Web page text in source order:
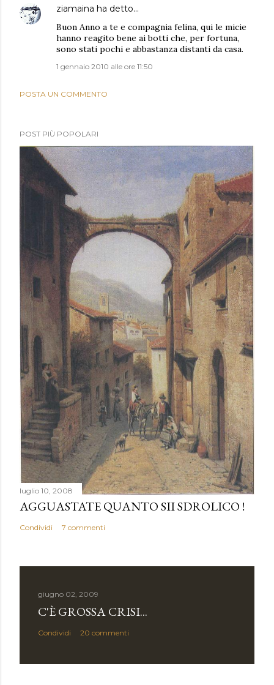
ziamaina ha detto…
Buon Anno a te e compagnia felina, qui le micie
hanno reagito bene ai botti che, per fortuna,
sono stati pochi e abbastanza distanti da casa.
1 gennaio 2010 alle ore 11:50
POSTA UN COMMENTO
POST PIÙ POPOLARI
luglio 10, 2008
AGGUASTATE QUANTO SII SDROLICO !
Condividi 7 commenti
giugno 02, 2009
C'È GROSSA CRISI...
Condividi 20 commenti